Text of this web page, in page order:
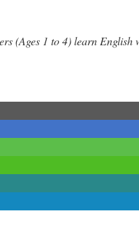
(Ages 1 to 4) learn